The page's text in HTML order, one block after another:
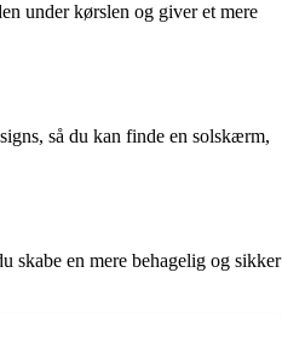
under kørslen og giver et mere
så du kan finde en solskærm,
skabe en mere behagelig og sikker